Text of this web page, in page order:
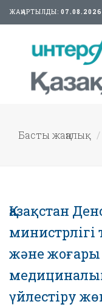
ЖАҢАРТЫЛДЫ:
Басты жаңалық
Қазақстан
министрлігі
және
үйлестіру